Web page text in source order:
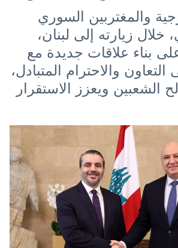
والمغتربين السوري
خلال زيارته إلى لبنان،
بناء علاقات جديدة مع
والاحترام المتبادل،
الشعبين ويعزز الاستقرار